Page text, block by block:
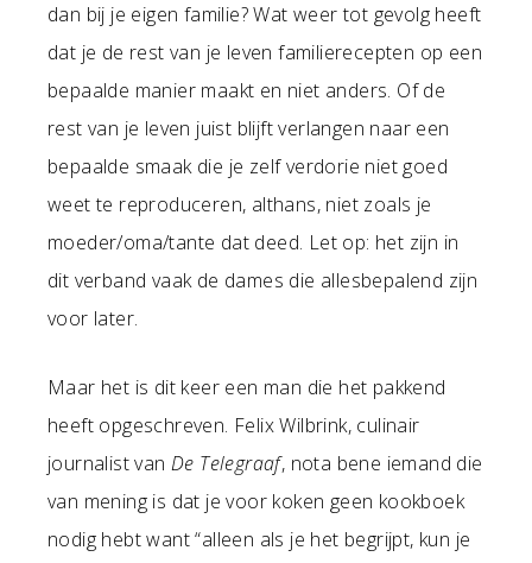
dan bij je eigen familie? Wat weer tot gevolg heeft
dat je de rest van je leven familierecepten op een
bepaalde manier maakt en niet anders. Of de
rest van je leven juist blijft verlangen naar een
bepaalde smaak die je zelf verdorie niet goed
weet te reproduceren, althans, niet zoals je
moeder/oma/tante dat deed. Let op: het zijn in
dit verband vaak de dames die allesbepalend zijn
voor later.
Maar het is dit keer een man die het pakkend
heeft opgeschreven. Felix Wilbrink, culinair
journalist vanDe Telegraaf, nota bene iemand die
van mening is dat je voor koken geen kookboek
nodig hebt want “alleen als je het begrijpt, kun je